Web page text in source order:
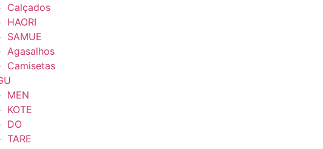
Calçados
HAORI
SAMUE
Agasalhos
Camisetas
MEN
KOTE
DO
TARE